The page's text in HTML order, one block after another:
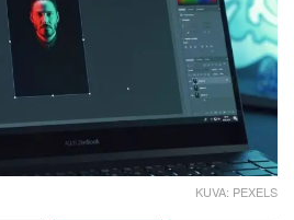
KUVA: PEXELS